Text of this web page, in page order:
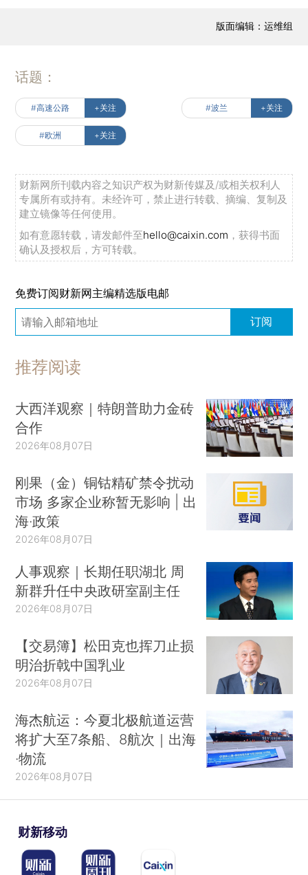
版面编辑：运维组
话题：
#高速公路 +关注 #波兰 +关注
#欧洲 +关注
财新网所刊载内容之知识产权为财新传媒及/或相关权利人
专属所有或持有。未经许可，禁止进行转载、摘编、复制及
建立镜像等任何使用。
如有意愿转载，请发邮件至hello@caixin.com ，获得书面
确认及授权后，方可转载。
免费订阅财新网主编精选版电邮
订阅
推荐阅读
大西洋观察｜特朗普助力金砖
合作
2026年08月07日
刚果（金）铜钴精矿禁令扰动
市场 多家企业称暂无影响 | 出
海·政策
2026年08月07日
人事观察｜长期任职湖北 周
新群升任中央政研室副主任
2026年08月07日
【交易簿】松田克也挥刀止损
明治折戟中国乳业
2026年08月07日
海杰航运：今夏北极航道运营
将扩大至7条船、8航次｜出海
·物流
2026年08月07日
财新移动